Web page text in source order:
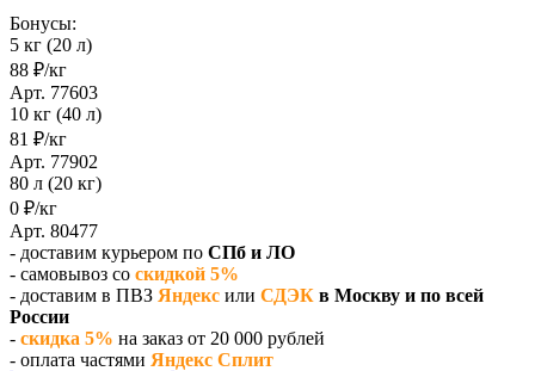
Бонусы:
5 кг (20 л)
88 ₽/кг
Арт. 77603
10 кг (40 л)
81 ₽/кг
Арт. 77902
80 л (20 кг)
0 ₽/кг
Арт. 80477
- доставим курьером по СПб и ЛО
- самовывоз со скидкой 5%
- доставим в ПВЗ Яндекс или СДЭК в Москву и по всей
России
- скидка 5% на заказ от 20 000 рублей
- оплата частями Яндекс Сплит